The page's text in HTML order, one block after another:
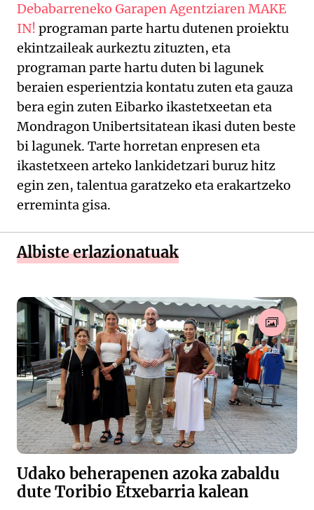
Debabarreneko Garapen Agentziaren MAKE
IN! programan parte hartu dutenen proiektu
ekintzaileak aurkeztu zituzten, eta
programan parte hartu duten bi lagunek
beraien esperientzia kontatu zuten eta gauza
bera egin zuten Eibarko ikastetxeetan eta
Mondragon Unibertsitatean ikasi duten beste
bi lagunek. Tarte horretan enpresen eta
ikastetxeen arteko lankidetzari buruz hitz
egin zen, talentua garatzeko eta erakartzeko
erreminta gisa.
Albiste erlazionatuak
Udako beherapenen azoka zabaldu
dute Toribio Etxebarria kalean